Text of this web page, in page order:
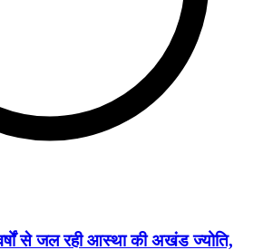
से जल रही आस्था की अखंड ज्योति,